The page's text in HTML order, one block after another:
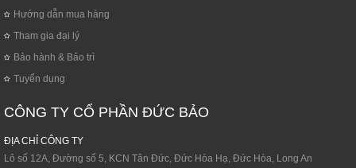
Hướng dẫn mua hàng
Tham gia đại lý
Bảo hành & Bảo trì
Tuyển dụng
CÔNG TY CỔ PHẦN ĐỨC BẢO
ĐỊA CHỈ CÔNG TY
Lô số 12A, Đường số 5, KCN Tân Đức, Đức Hòa Hạ, Đức Hòa, Long An